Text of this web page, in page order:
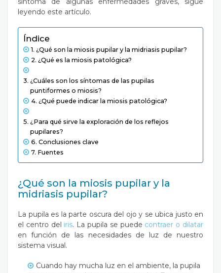
leyendo este artículo.
Índice
¿Qué son la miosis pupilar y la midriasis pupilar?
¿Qué es la miosis patológica?
¿Cuáles son los síntomas de las pupilas
puntiformes o miosis?
¿Qué puede indicar la miosis patológica?
¿Para qué sirve la exploración de los reflejos
pupilares?
Conclusiones clave
Fuentes
¿Qué son la miosis pupilar y la
midriasis pupilar?
La pupila es la parte oscura del ojo y se ubica justo en
el centro del iris. La pupila se puede contraer o dilatar
en función de las necesidades de luz de nuestro
sistema visual.
Cuando hay mucha luz en el ambiente, la pupila